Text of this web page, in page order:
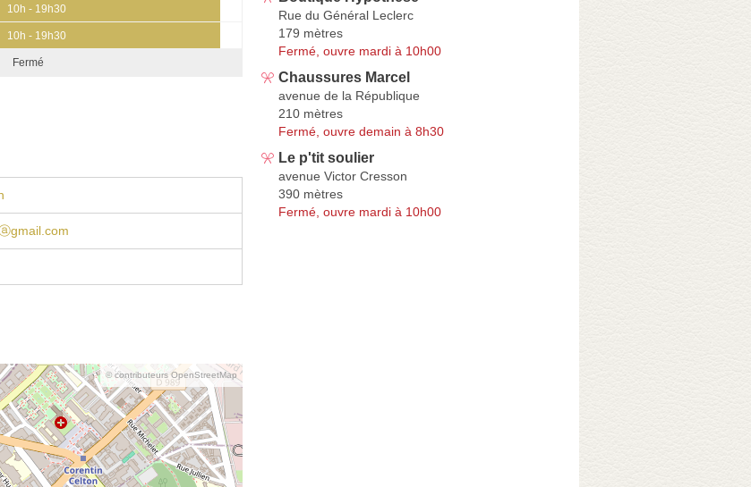
10h - 19h30
10h - 19h30
Fermé
© contributeurs OpenStreetMap
Rue du Général Leclerc
179 mètres
Fermé, ouvre mardi à 10h00
Chaussures Marcel
avenue de la République
210 mètres
Fermé, ouvre demain à 8h30
Le p'tit soulier
avenue Victor Cresson
390 mètres
Fermé, ouvre mardi à 10h00